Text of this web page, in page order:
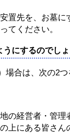
置先を、お墓に
てください。
にするのでし
合は、次の2つ
の経営者・管理
上にある皆さん